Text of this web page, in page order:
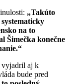
„Takúto
na to
Šimečka konečne
vyjadril aj k
bude pred